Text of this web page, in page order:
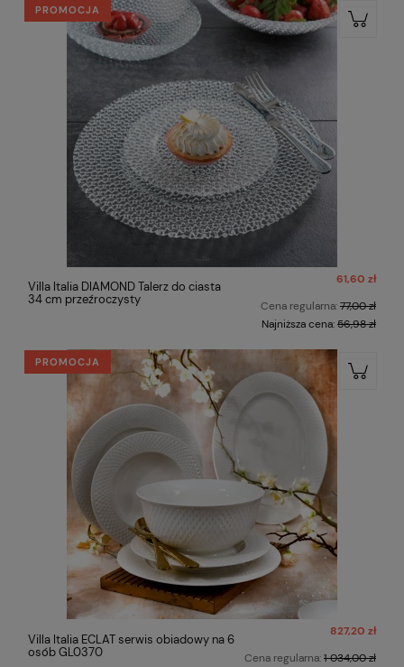
Villa Italia DIAMOND Talerz do ciasta
34 cm przeźroczysty
61,60 zł
Cena regularna:77,00 zł
Najniższa cena:56,98 zł
PROMOCJA
Villa Italia ECLAT serwis obiadowy na 6
osób GL0370
827,20 zł
Cena regularna:1 034,00 zł
PROMOCJA